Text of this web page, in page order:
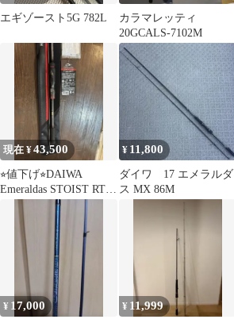
エギゾースト5G 782L
カラマレッティ
20GCALS-7102M
現在 ¥43,500
⭐︎値下げ⭐︎DAIWA
Emeraldas STOIST RT
IL 81M
¥ 11,800
ダイワ 17 エメラルダ
ス MX 86M
¥ 17,000 ¥ 11,999